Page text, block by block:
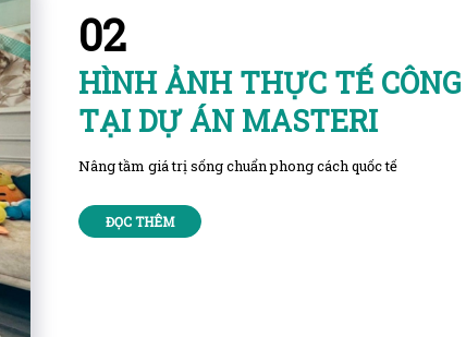
02
HÌNH ẢNH THỰC TẾ
TẠI DỰ ÁN MASTERI
Nâng tầm giá trị sống chuẩn phong cách quốc tế
ĐỌC THÊM